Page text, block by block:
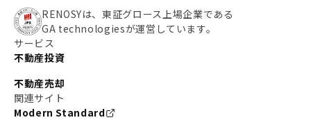
RENOSYは、東証グロース上場企業である
GA technologiesが運営しています。
サービス
不動産投資
不動産売却
関連サイト
Modern Standard